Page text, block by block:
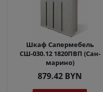
Шкаф Сапермебель
СШ-030.12 1820ПВП (Сан-
марино)
879.42 BYN